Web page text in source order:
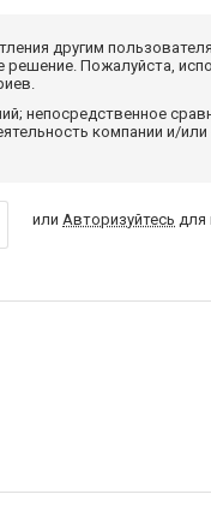
другим
решение. Пожалуйста,
непосредственное
компании и/или
илиАвторизуйтесь для